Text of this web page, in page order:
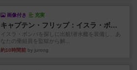
画像付き 充実
キャプテン・フリップ：イスラ・ボンバ
イスラ・ボンバを探しに出航!潜水艦を装備し、あ
なたの乗組員を監獄から解...
約10時間前 by jurong